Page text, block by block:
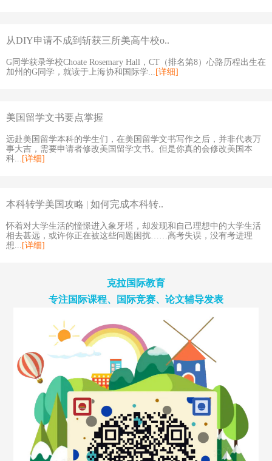
从DIY申请不成到斩获三所美高牛校o..
G同学获录学校Choate Rosemary Hall，CT（排名第8）心路历程出生在
加州的G同学，就读于上海协和国际学... [详细]
美国留学文书要点掌握
远赴美国留学本科的学生们，在美国留学文书写作之后，并非代表万
事大吉，需要申请者修改美国留学文书。但是你真的会修改美国本
科... [详细]
本科转学美国攻略 | 如何完成本科转..
怀着对大学生活的憧憬进入象牙塔，却发现和自己理想中的大学生活
相去甚远，或许你正在被这些问题困扰……高考失误，没有考进理
想... [详细]
克拉国际教育
专注国际课程、国际竞赛、论文辅导发表